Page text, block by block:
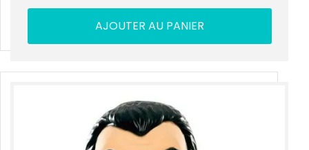
AJOUTER AU PANIER